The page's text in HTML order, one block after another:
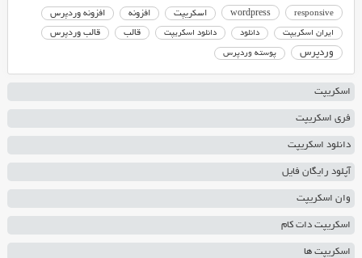
responsive
wordpress اسکریپت افزونه افزونه وردپرس
ایران اسکریپت دانلود دانلود اسکریپت قالب قالب وردپرس
وردپرس پوسته وردپرس
اسکریپت
فری اسکریپت
دانلود اسکریپت
آپلود رایگان فایل
وان اسکریپت
اسکریپت دات کام
اسکریپت ها